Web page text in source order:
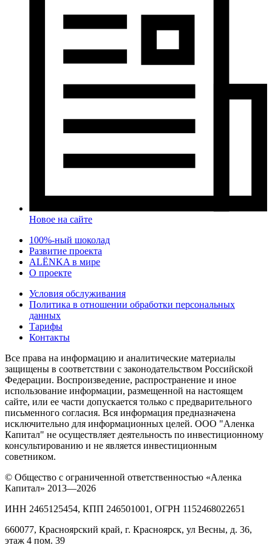
Новое на сайте
100%-ный шоколад
Развитие проекта
ALЁNKA в мире
О проекте
Условия обслуживания
Политика в отношении обработки персональных
данных
Тарифы
Контакты
Все права на информацию и аналитические материалы
защищены в соответствии с законодательством Российской
Федерации. Воспроизведение, распространение и иное
использование информации, размещенной на настоящем
сайте, или ее части допускается только с предварительного
письменного согласия. Вся информация предназначена
исключительно для информационных целей. ООО "Аленка
Капитал" не осуществляет деятельность по инвестиционному
консультированию и не является инвестиционным
советником.
© Общество с ограниченной ответственностью «Аленка
Капитал» 2013—2026
ИНН 2465125454, КПП 246501001, ОГРН 1152468022651
660077, Красноярский край, г. Красноярск, ул Весны, д. 36,
этаж 4 пом. 39